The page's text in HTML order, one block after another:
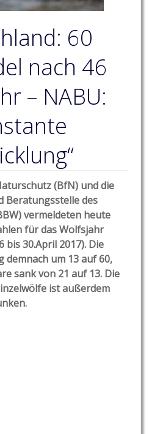
60
nach 46
– NABU:
(BfN) und die
Beratungsstelle des
vermeldeten heute
für das Wolfsjahr
bis 30.April 2017). Die
demnach um 13 auf 60,
sank von 21 auf 13. Die
ist außerdem